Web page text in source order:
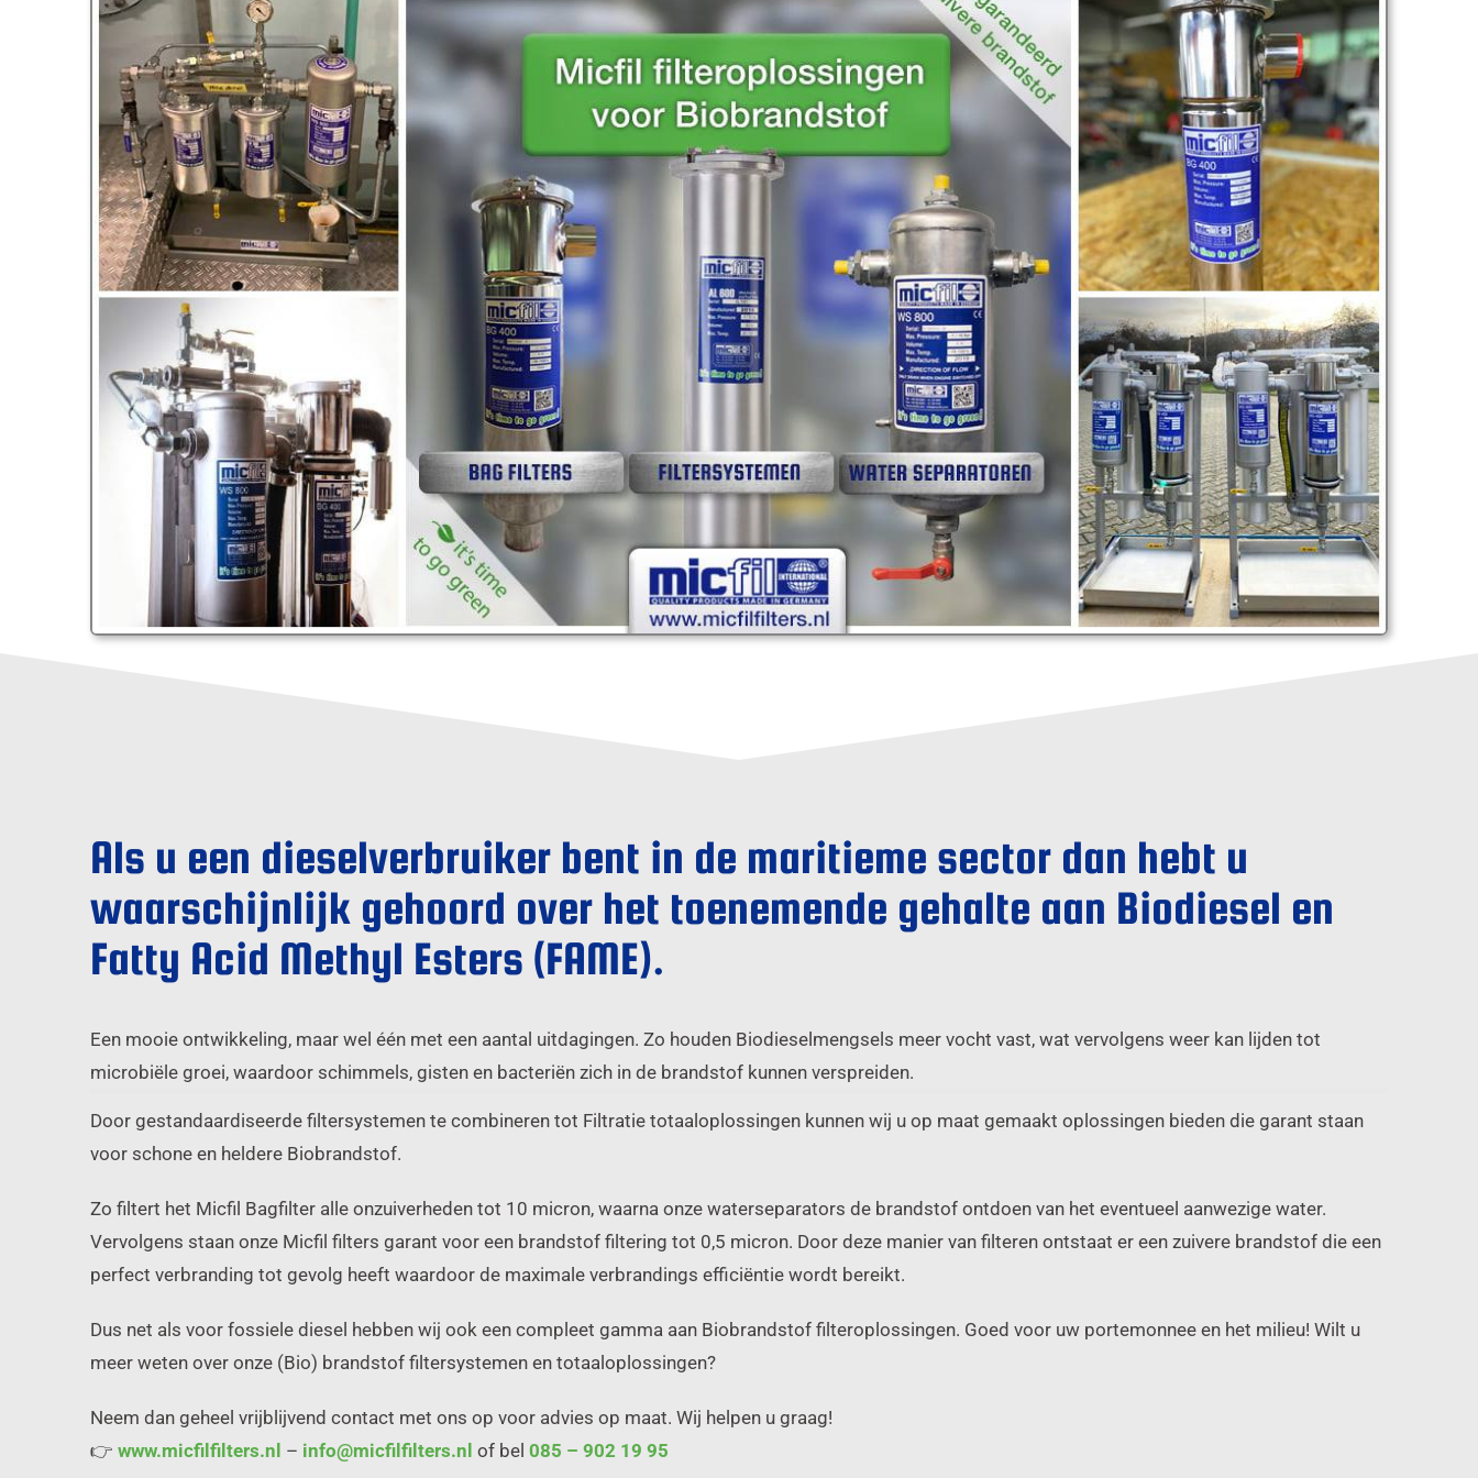
Als u een dieselverbruiker bent in de maritieme sector dan hebt u
waarschijnlijk gehoord over het toenemende gehalte aan Biodiesel en
Fatty Acid Methyl Esters (FAME).
Een mooie ontwikkeling, maar wel één met een aantal uitdagingen. Zo houden Biodieselmengsels meer vocht vast, wat vervolgens weer kan lijden tot
microbiële groei, waardoor schimmels, gisten en bacteriën zich in de brandstof kunnen verspreiden.
Door gestandaardiseerde filtersystemen te combineren tot Filtratie totaaloplossingen kunnen wij u op maat gemaakt oplossingen bieden die garant staan
voor schone en heldere Biobrandstof.
Zo filtert het Micfil Bagfilter alle onzuiverheden tot 10 micron, waarna onze waterseparators de brandstof ontdoen van het eventueel aanwezige water.
Vervolgens staan onze Micfil filters garant voor een brandstof filtering tot 0,5 micron. Door deze manier van filteren ontstaat er een zuivere brandstof die een
perfect verbranding tot gevolg heeft waardoor de maximale verbrandings efficiëntie wordt bereikt.
Dus net als voor fossiele diesel hebben wij ook een compleet gamma aan Biobrandstof filteroplossingen. Goed voor uw portemonnee en het milieu! Wilt u
meer weten over onze (Bio) brandstof filtersystemen en totaaloplossingen?
Neem dan geheel vrijblijvend contact met ons op voor advies op maat. Wij helpen u graag!
👉 www.micfilfilters.nl – info@micfilfilters.nl of bel 085 – 902 19 95